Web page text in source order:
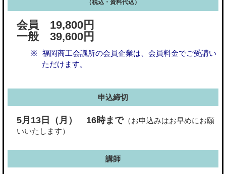
（税込・資料代込）
会員 19,800円
一般 39,600円
福岡商工会議所の会員企業は、会員料金でご受講い
ただけます。
申込締切
5月13日（月） 16時まで（お申込みはお早めにお願
いいたします）
講師